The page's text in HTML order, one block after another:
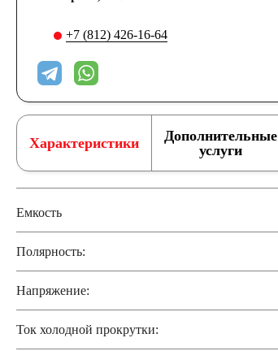
+7 (812) 426-16-64
Характеристики
Дополнительные
услуги
Емкость
Полярность:
Напряжение:
Ток холодной прокрутки: